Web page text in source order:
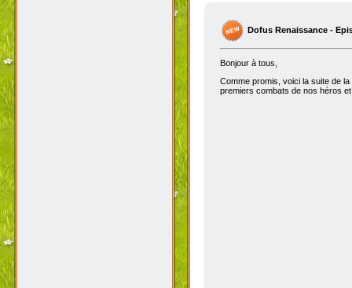
Dofus Renaissance -
Bonjour à tous,
Comme promis, voici la suite de
premiers combats de nos héros